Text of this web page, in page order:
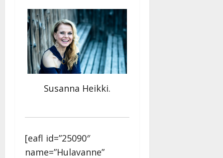
Susanna Heikki.
[eafl id=”25090″
name=”Hulavanne”